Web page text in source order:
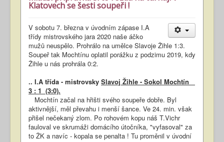
Klatovech se šesti soupeři !
V sobotu 7. března v úvodním zápase I.A
třídy mistrovského jara 2020 naše áčko
mužů neuspělo. Prohrálo na umělce Slavoje Žihle 1:3.
Soupeř tak Mochtínu oplatil porážku z podzimu 2019, kdy
Žihle u nás prohrála 0:2.
.. I.A třída - mistrovsky Slavoj Žihle - Sokol Mochtín
3 : 1 (3:0).
Mochtín začal na hřišti svého soupeře dobře. Byl
aktivnější, měl převahu i menší šance. Ve 24. min. však
přišel nečekaný zlom. Po rohovém kopu náš T.Vichr
fauloval ve skrumáži domácího útočníka, "vyfasoval" za
to ŽK a navíc - kopala se penalta ! Tu proměnil v úvodní